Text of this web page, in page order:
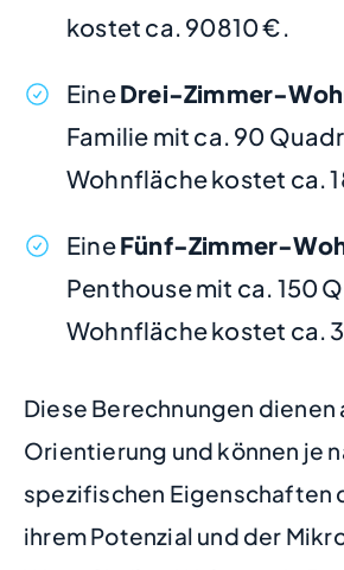
kostet ca. 90810 €.
EineDrei-Zimmer-
Familie mit ca. 90
Wohnfläche kostet ca.
EineFünf-Zimmer-
Penthouse mit ca. 150
Wohnfläche kostet ca.
Diese Berechnungen dienen
Orientierung und können je
spezifischen Eigenschaften
ihrem Potenzial und der